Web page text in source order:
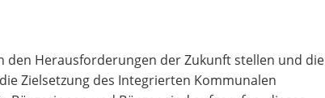
den Herausforderungen der Zukunft stellen und die
Zielsetzung des Integrierten Kommunalen